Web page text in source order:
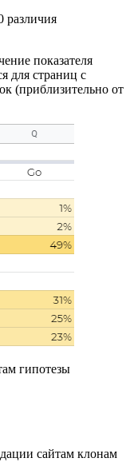
различия
показателя
для страниц с
(приблизительно от
гипотезы
сайтам клонам